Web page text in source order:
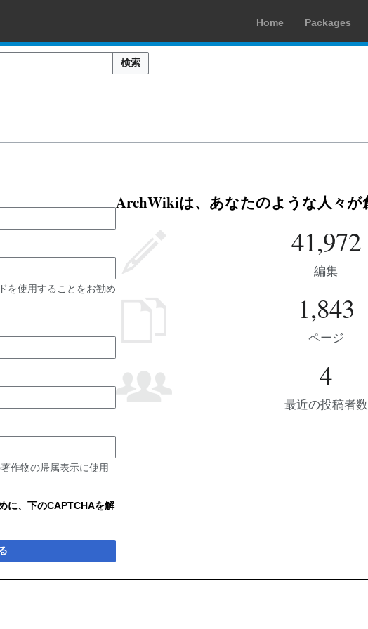
Home Packages
検索
を使用することをお勧め
作物の帰属表示に使用
に、下のCAPTCHAを解
ArchWikiは、あなたのような人々が
41,972
編集
1,843
ページ
4
最近の投稿者数